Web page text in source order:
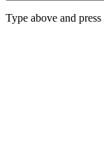
Type above and press